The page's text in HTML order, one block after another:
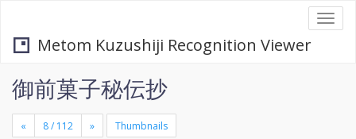
Metom Kuzushiji Recognition Viewer
御前菓子秘伝抄
« » Thumbnails